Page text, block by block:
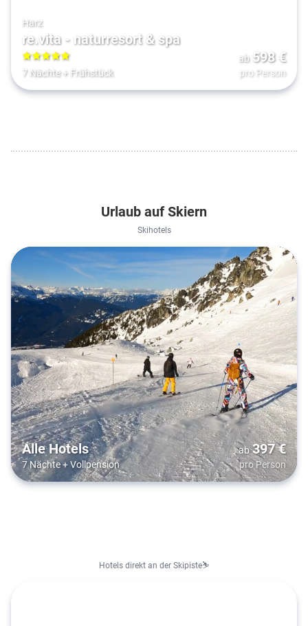
Harz
re.vita - naturresort & spa
5
7 Nächte+ Frühstück
ab 598€
pro Person
Urlaub auf Skiern
Skihotels
Alle Hotels
7 Nächte+Vollpension
ab 397€
pro Person
Hotels direkt an der Skipiste⛷️